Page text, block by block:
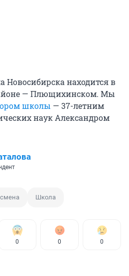
находится в
— Плющихинском. Мы
школы — 37-летним
наук Александром
смена Школа
0 0 0